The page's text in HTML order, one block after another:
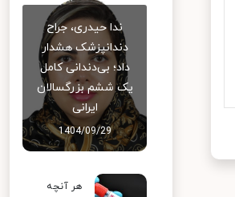
ندا حیدری، جراح
دندانپزشک هشدار
داد؛ بی‌دندانی کامل
یک ششم بزرگسالان
ایرانی
1404/09/29
هر آنچه